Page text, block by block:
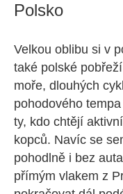
Polsko
Velkou oblibu si v
také polské
moře, dlouhých
pohodového
ty, kdo chtějí
kopců. Navíc se
pohodlně i bez
přímým vlakem z